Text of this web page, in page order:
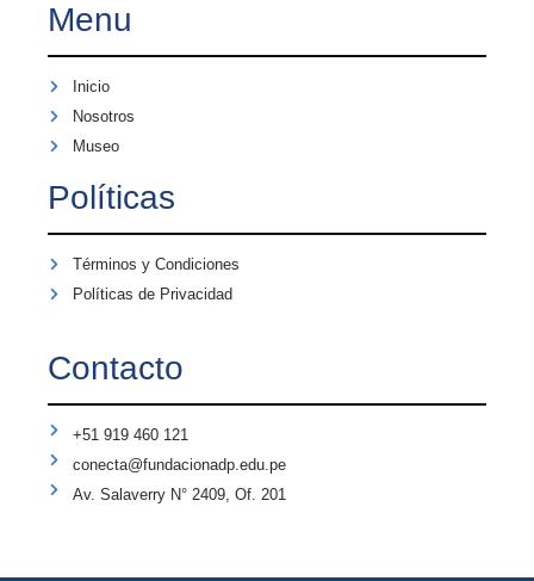
Menu
Inicio
Nosotros
Museo
Políticas
Términos y Condiciones
Políticas de Privacidad
Contacto
+51 919 460 121
conecta@fundacionadp.edu.pe
Av. Salaverry N° 2409, Of. 201